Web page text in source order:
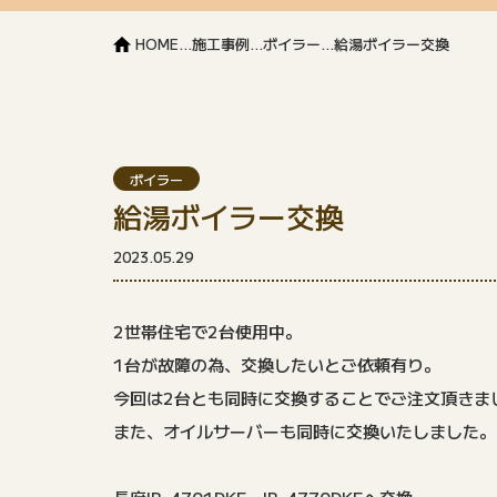
HOME...施工事例...ボイラー...給湯ボイラー交換
ボイラー
給湯ボイラー交換
2023.05.29
2世帯住宅で2台使用中。
1台が故障の為、交換したいとご依頼有り。
今回は2台とも同時に交換することでご注文頂きま
また、オイルサーバーも同時に交換いたしました。